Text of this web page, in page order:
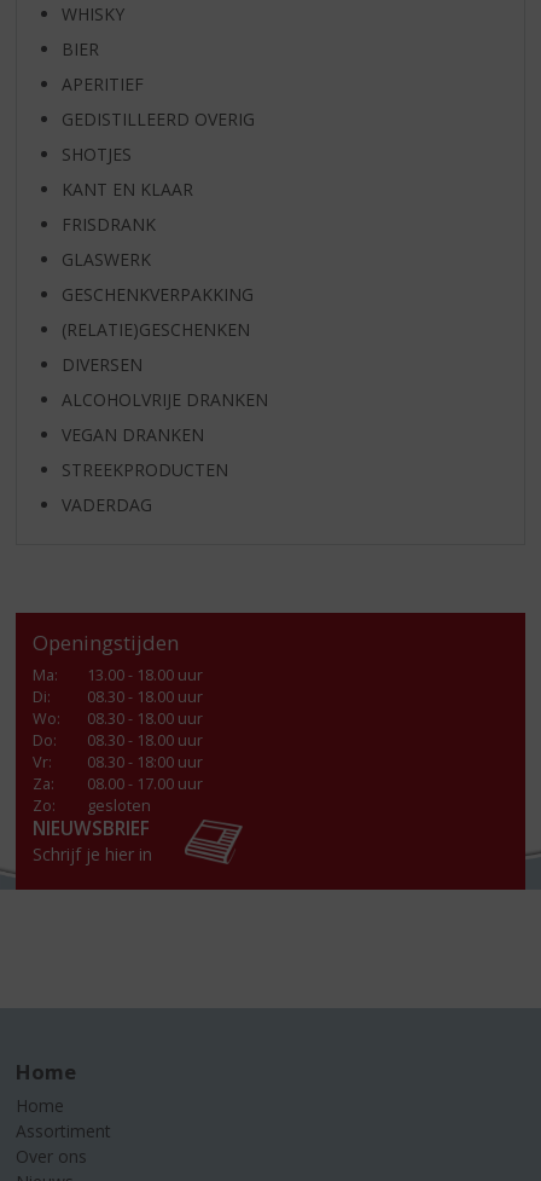
WHISKY
BIER
APERITIEF
GEDISTILLEERD OVERIG
SHOTJES
KANT EN KLAAR
FRISDRANK
GLASWERK
GESCHENKVERPAKKING
(RELATIE)GESCHENKEN
DIVERSEN
ALCOHOLVRIJE DRANKEN
VEGAN DRANKEN
STREEKPRODUCTEN
VADERDAG
Openingstijden
Ma:
13.00 - 18.00 uur
Di:
08.30 - 18.00 uur
Wo:
08.30 - 18.00 uur
Do:
08.30 - 18.00 uur
Vr:
08.30 - 18:00 uur
Za:
08.00 - 17.00 uur
Zo:
gesloten
NIEUWSBRIEF
Schrijf je hier in
Home
Home
Assortiment
Over ons